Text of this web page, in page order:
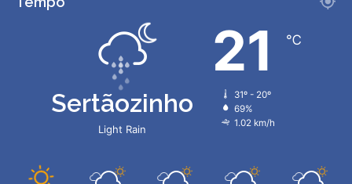
Sertãozinho
Light Rain
21 ℃
31º - 20º
69%
1.02 km/h